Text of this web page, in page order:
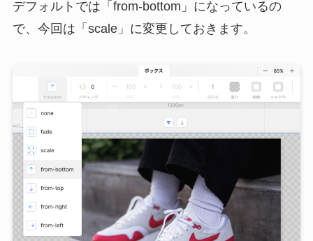
デフォルトでは「from-bottom」になっているの
で、今回は「scale」に変更しておきます。